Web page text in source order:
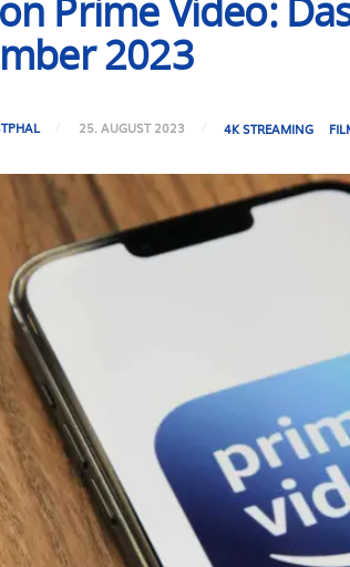
Prime Video:
2023
25. AUGUST 2023 4K STREAMING